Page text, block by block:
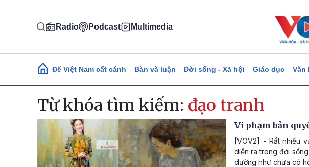
Radio Podcast Multimedia
Main navigation
Để Việt Nam cất cánh Bàn và luận Đời sống - Xã hội Giáo dục Văn
Từ khóa tìm kiếm: đạo tranh
Vi phạm bản
[VOV2] - Rất nhiều
diễn ra trong đời
dường như chưa có